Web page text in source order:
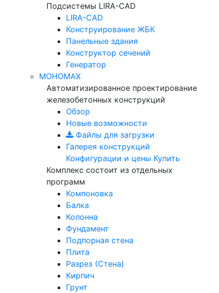
Подсистемы LIRA-CAD
LIRA-CAD
Конструирование ЖБК
Панельные здания
Конструктор сечений
Генератор
МОНОМАХ
Автоматизированное проектирование
железобетонных конструкций
Обзор
Новые возможности
Файлы для загрузки
Галерея конструкций
Конфигурации и цены Купить
Комплекс состоит из отдельных
программ
Компоновка
Балка
Колонна
Фундамент
Подпорная стена
Плита
Разрез (Стена)
Кирпич
Грунт